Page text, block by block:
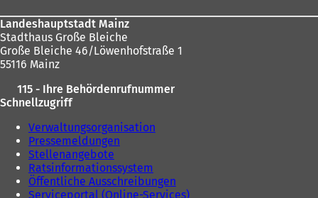
Landeshauptstadt Mainz
Stadthaus Große Bleiche
Große Bleiche 46/Löwenhofstraße 1
55116 Mainz
115 - Ihre Behördenrufnummer
Schnellzugriff
Verwaltungsorganisation
Pressemeldungen
Stellenangebote
Ratsinformationssystem
Öffentliche Ausschreibungen
Serviceportal (Online-Services)